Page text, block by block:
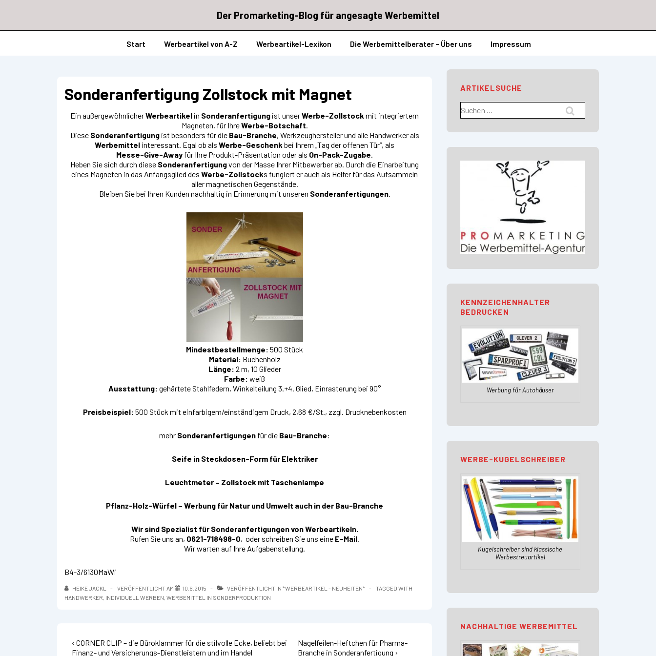
Der Promarketing-Blog für angesagte Werbemittel
Start
Werbeartikel von A-Z Werbeartikel-Lexikon Die Werbemittelberater – Über uns Impressum
Sonderanfertigung Zollstock mit Magnet
Ein außergewöhnlicherWerbeartikel in Sonderanfertigung ist unserWerbe-Zollstock mit integriertem
Magneten, für IhreWerbe-Botschaft.
Diese Sonderanfertigungist besonders für die Bau-Branche, Werkzeughersteller und alle Handwerker als
Werbemittel interessant. Egal ob als Werbe-Geschenk bei Ihrem „Tag der offenen Tür“, als
Messe-Give-Away für Ihre Produkt-Präsentation oder als On-Pack-Zugabe.
Heben Sie sich durch diese Sonderanfertigungvon der Masse Ihrer Mitbewerber ab. Durch die Einarbeitung
eines Magneten in das Anfangsglied des Werbe-Zollstocks fungiert er auch als Helfer für das Aufsammeln
aller magnetischen Gegenstände.
Bleiben Sie bei Ihren Kunden nachhaltig in Erinnerung mit unseren Sonderanfertigungen.
Mindestbestellmenge: 500 Stück
Material: Buchenholz
Länge: 2 m, 10 Glieder
Farbe: weiß
Ausstattung: gehärtete Stahlfedern, Winkelteilung 3.+4. Glied, Einrasterung bei 90°
Preisbeispiel: 500 Stück mit einfarbigem/einständigem Druck, 2,68 €/St., zzgl. Drucknebenkosten
mehr Sonderanfertigungen für die Bau-Branche:
Seife in Steckdosen-Form für Elektriker
Leuchtmeter – Zollstock mit Taschenlampe
Pflanz-Holz-Würfel – Werbung für Natur und Umwelt auch in der Bau-Branche
Wir sind Spezialist für Sonderanfertigungen von Werbeartikeln.
Rufen Sie uns an, 0621-718498-0, oder schreiben Sie uns eine E-Mail
Wir warten auf Ihre Aufgabenstellung.
B4-3/6130MaWi
HEIKE JACKL VERÖFFENTLICHT AM 10.6.2015 VERÖFFENTLICHT IN *WERBEARTIKEL - NEUHEITEN*
TAGGED WITH
HANDWERKER INDIVIDUELL WERBEN WERBEMITTEL IN SONDERPRODUKTION
Beitragsnavigation
Vorheriger
Beitrag
‹ CORNER CLIP – die Büroklammer für die stilvolle Ecke, beliebt bei
Finanz- und Versicherungs-Dienstleistern und im Handel
Nächster
Beitrag
Nagelfeilen-Heftchen für Pharma-
Branche in Sonderanfertigung ›
ARTIKELSUCHE
nach:
KENNZEICHENHALTER
BEDRUCKEN
Werbung für Autohäuser
WERBE-KUGELSCHREIBER
Kugelschreiber sind klassische
Werbestreuartikel
NACHHALTIGE WERBEMITTEL